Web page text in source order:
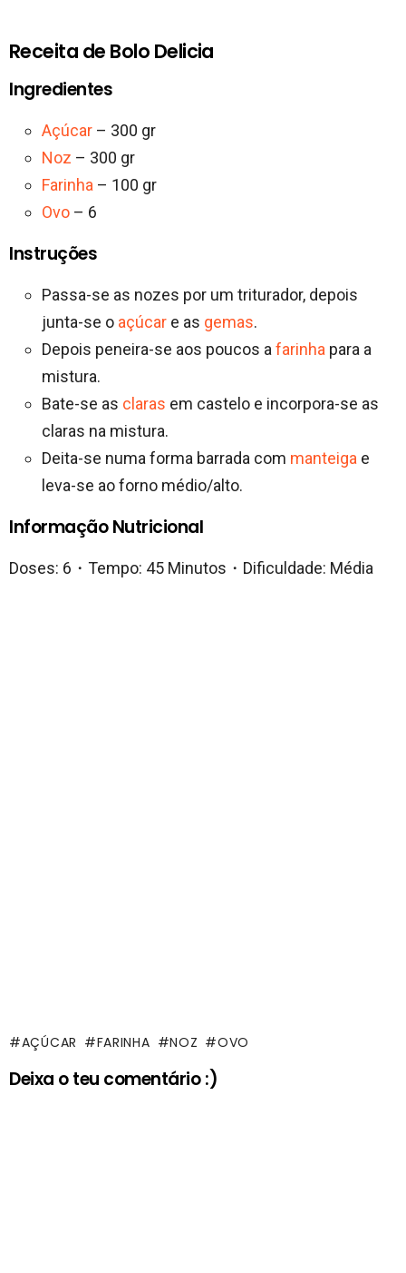
Receita de Bolo Delicia
Ingredientes
Açúcar – 300 gr
Noz – 300 gr
Farinha – 100 gr
Ovo – 6
Instruções
Passa-se as nozes por um triturador, depois
junta-se o açúcar e as gemas.
Depois peneira-se aos poucos a farinha para a
mistura.
Bate-se as claras em castelo e incorpora-se as
claras na mistura.
Deita-se numa forma barrada com manteiga e
leva-se ao forno médio/alto.
Informação Nutricional
Doses: 6・Tempo: 45 Minutos・Dificuldade: Média
AÇÚCAR FARINHA NOZ OVO
Deixa o teu comentário :)